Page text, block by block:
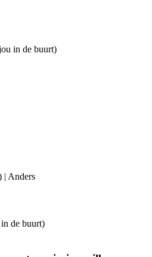
in de buurt)
| Anders
de buurt)